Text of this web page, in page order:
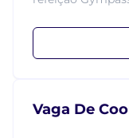
Vaga De